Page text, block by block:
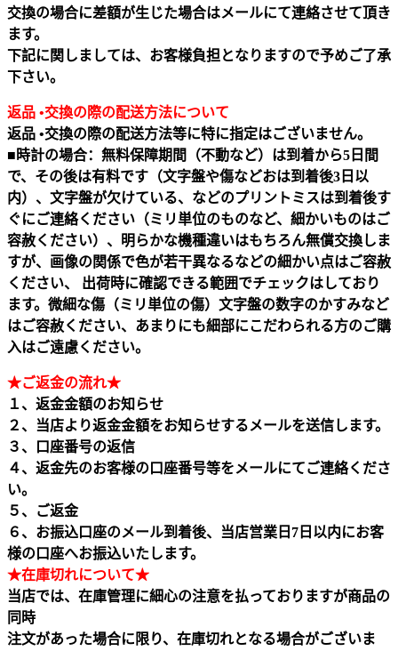
交換の場合に差額が生じた場合はメールにて連絡させて頂き
ます。
下記に関しましては、お客様負担となりますので予めご了承
下さい。
返品 •交換の際の配送方法について
返品 •交換の際の配送方法等に特に指定はございません。
■時計の場合：無料保障期間（不動など）は到着から5日間
で、その後は有料です（文字盤や傷などおは到着後3日以
内）、文字盤が欠けている、などのプリントミスは到着後す
ぐにご連絡ください（ミリ単位のものなど、細かいものはご
容赦ください）、明らかな機種違いはもちろん無償交換しま
すが、画像の関係で色が若干異なるなどの細かい点はご容赦
ください、 出荷時に確認できる範囲でチェックはしており
ます。微細な傷（ミリ単位の傷）文字盤の数字のかすみなど
はご容赦ください、あまりにも細部にこだわられる方のご購
入はご遠慮ください。
★ご返金の流れ★
１、返金金額のお知らせ
２、当店より返金金額をお知らせするメールを送信します。
３、口座番号の返信
４、返金先のお客様の口座番号等をメールにてご連絡くださ
い。
５、ご返金
６、お振込口座のメール到着後、当店営業日7日以内にお客
様の口座へお振込いたします。
★在庫切れについて★
当店では、在庫管理に細心の注意を払っておりますが商品の
同時
注文があった場合に限り、在庫切れとなる場合がございま